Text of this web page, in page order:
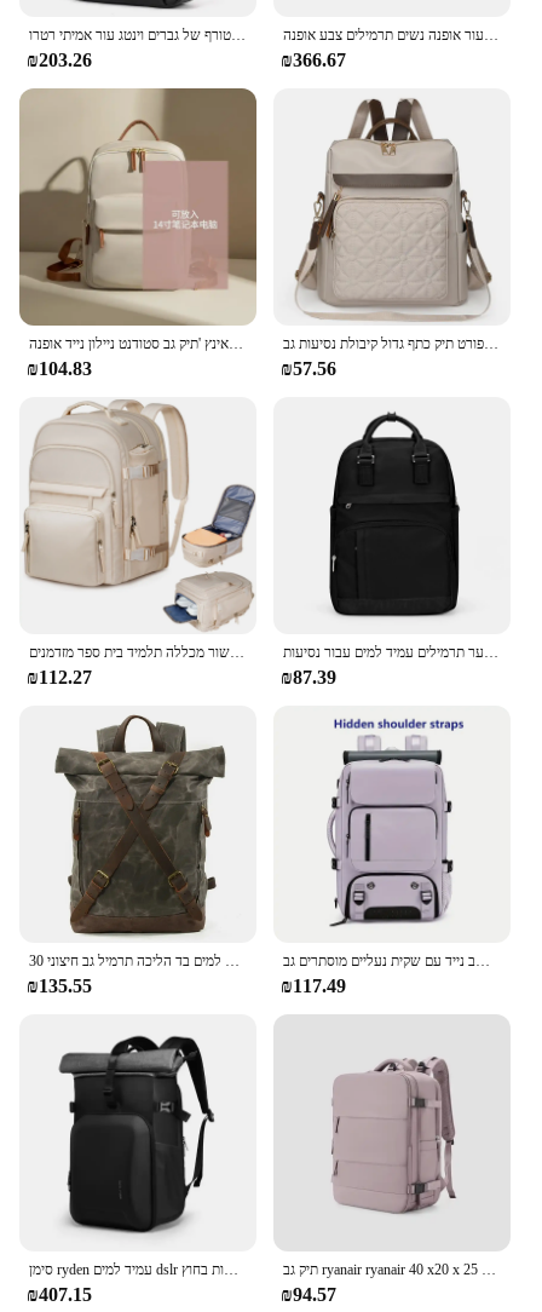
תיק גב סוס מטורף של גברים וינטג עור אמיתי רטרו rucksack גדול תיק מחשב נייד גדול תיק מחשב נייד גדול תיק מחשב נייד
₪203.26
תרמילים עור אופנה נשים תרמילים צבע אופנה splicing תיק גברת נסיעות קניות סטודנטים בתי ספר תיקים
₪366.67
תיקים קוריאנים לנשים חדש קלאסי רך עמיד למים נסיעות 14 אינץ 'תיק גב סטודנט ניילון נייד אופנה
₪104.83
גברים חדשים ונשים אוניברסליים בית ספר שקיות פנאי צבע מוצק ספורט תיק כתף גדול קיבולת נסיעות גב
₪57.56
תיק נסיעות נשים לשאת על תרמיל גב נייד תרמיל גב טיסה אישור מכללה תלמיד בית ספר מזדמנים
₪112.27
תיקי גב לנשים באיכות גבוהה לנוער תרמילים עמיד למים עבור נסיעות multipompaymultipomags
₪87.39
גברים שעווה עמיד למים בד הליכה תרמיל גב חיצוני 30 l נסיעות שקית ניילון נגד גניבה תרמיל גב
₪135.55
תרמיל נסיעות אישה, עמיד למים 16 אינץ 'תרמיל עסקי מחשב נייד עם שקית נעליים מוסתרים גב
₪117.49
סימן ryden עמיד למים dslr תמונות תיק גב נייד תרמיל גב נייד תיק נסיעות בחוץ
₪407.15
תיק גב ryanair ryanair 40 x20 x 25 תא תיק נסיעות גב לנשים לשאת על 14 אינץ נייד תרמיל mchila para viaje cabina
₪94.57